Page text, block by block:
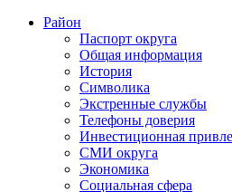
Район
Паспорт округа
Общая информация
История
Символика
Экстренные службы
Телефоны доверия
Инвестиционная
СМИ округа
Экономика
Социальная сфера